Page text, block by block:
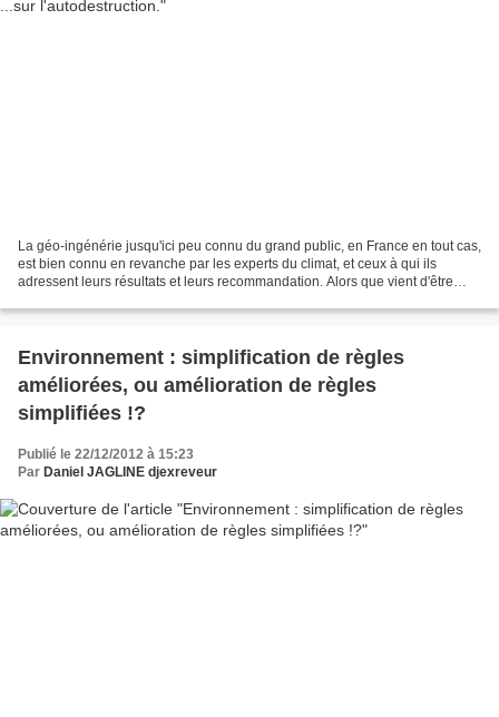
La géo-ingénérie jusqu'ici peu connu du grand public, en France en tout cas,
est bien connu en revanche par les experts du climat, et ceux à qui ils
adressent leurs résultats et leurs recommandation. Alors que vient d'être
Environnement : simplification de règles
améliorées, ou amélioration de règles
simplifiées !?
Publié le 22/12/2012 à 15:23
Par Daniel JAGLINE djexreveur